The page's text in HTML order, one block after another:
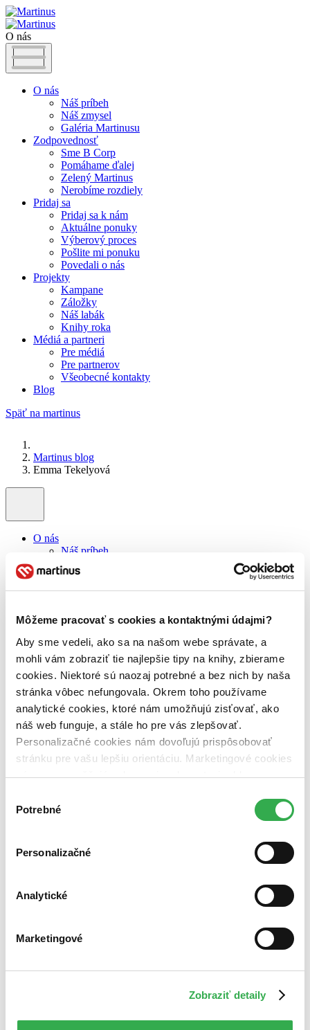
Môžeme pracovať s cookies a kontaktnými údajmi?
Aby sme vedeli, ako sa na našom webe správate, a
mohli vám zobraziť tie najlepšie tipy na knihy, zbierame
cookies. Niektoré sú naozaj potrebné a bez nich by naša
stránka vôbec nefungovala. Okrem toho používame
analytické cookies, ktoré nám umožňujú zisťovať, ako
náš web funguje, a stále ho pre vás zlepšovať.
Personalizačné cookies nám dovoľujú prispôsobovať
stránku pre vašu lepšiu orientáciu. Marketingové cookies
nám zas umožňujú zobrazenie relevantnej reklamy.
nám pomohlo, keby sme mohli používať všetky tieto
súhlasu
Potrebné
Personalizačné
Analytické
Marketingové
Zobraziť detaily
O nás
O nás
Náš príbeh
Náš zmysel
Galéria Martinusu
Zodpovednosť
Sme B Corp
Pomáhame ďalej
Zelený Martinus
Nerobíme rozdiely
Pridaj sa
Pridaj sa k nám
Aktuálne ponuky
Výberový proces
Pošlite mi ponuku
Povedali o nás
Projekty
Kampane
Záložky
Náš labák
Knihy roka
Médiá a partneri
Pre médiá
Pre partnerov
Všeobecné kontakty
Blog
Späť na martinus
Martinus blog
Emma Tekelyová
O nás
Náš príbeh
Náš zmysel
Galéria Martinusu
Zodpovednosť
Pomáhame ďalej
Zelený Martinus
Nerobíme rozdiely
Pridaj sa k nám
Aktuálne ponuky
Výberový proces
Pošlite mi ponuku
Povedali o nás
Projekty
Kampane
Náš labák
Knihy roka
3. januára 2013
recenzia